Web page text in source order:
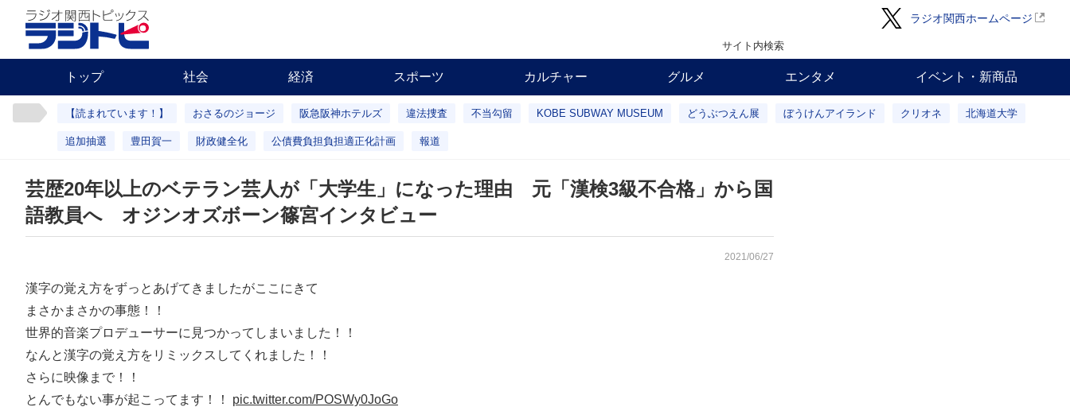
ラジオ関西ホームページ
サイト内検索
トップ 社会 経済 スポーツ カルチャー グルメ エンタメ イベント・新商品
【読まれています！】 おさるのジョージ 阪急阪神ホテルズ 違法捜査 不当勾留 KOBE SUBWAY MUSEUM どうぶつえん展 ぼうけんアイランド クリオネ 北海道大学
追加抽選 豊田賀一 財政健全化 公債費負担負担適正化計画 報道
芸歴20年以上のベテラン芸人が「大学生」になった理由 元「漢検3級不合格」から国
語教員へ オジンオズボーン篠宮インタビュー
2021/06/27
漢字の覚え方をずっとあげてきましたがここにきて
まさかまさかの事態！！
世界的音楽プロデューサーに見つかってしまいました！！
なんと漢字の覚え方をリミックスしてくれました！！
さらに映像まで！！
とんでもない事が起こってます！！ pic.twitter.com/POSWy0JoGo